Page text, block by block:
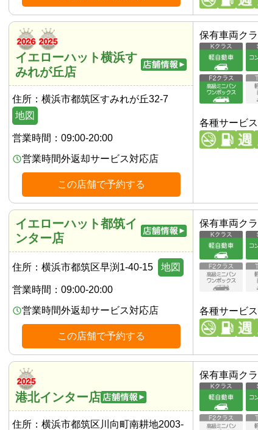
イエローハット横浜す
みれが丘店
住所： 横浜市都筑区すみれが丘32-7
地図
営業時間： 09:00-20:00
営業時間外返却サービス対応店
この店舗で予約する
保有車両ク
各種サービス
イエローハット都筑イ
ンター店
住所： 横浜市都筑区早渕1-40-15 地図
営業時間： 09:00-20:00
営業時間外返却サービス対応店
この店舗で予約する
保有車両ク
各種サービス
港北インター店
住所： 横浜市都筑区川向町南耕地2003-
保有車両ク